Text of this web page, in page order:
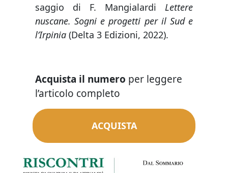
saggio di F. Mangialardi Lettere
nuscane. Sogni e progetti per il Sud e
l’Irpinia (Delta 3 Edizioni, 2022).
Acquista il numero per leggere
l’articolo completo
ACQUISTA